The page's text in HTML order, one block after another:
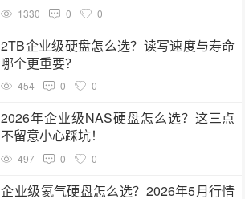
1330 0 0
2TB企业级硬盘怎么选？读写速度与寿命
哪个更重要？
454 0 0
2026年企业级NAS硬盘怎么选？这三点
不留意小心踩坑！
497 0 0
企业级氦气硬盘怎么选？2026年5月行情